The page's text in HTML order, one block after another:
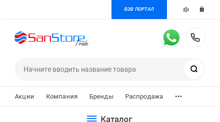
B2B ПОРТАЛ
Акции Компания Бренды Распродажа ...
Каталог